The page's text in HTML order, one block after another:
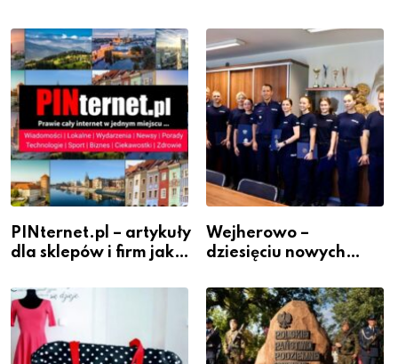
PINternet.pl – artykuły
dla sklepów i firm jako
widoczność
Wejherowo –
dziesięciu nowych
szeregach Komendy
Powiatowej